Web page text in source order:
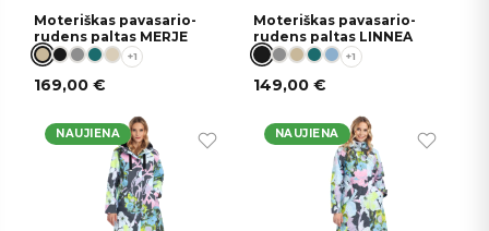
Moteriškas pavasario-
rudens paltas MERJE
+1
169,00€
Moteriškas pavasario-
rudens paltas LINNEA
+1
149,00 €
NAUJIENA NAUJIENA